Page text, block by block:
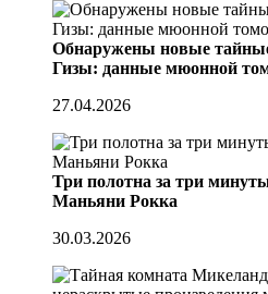
Обнаружены новые
Гизы: данные мюонной
27.04.2026
Три полотна за три
Маньяни Рокка
30.03.2026